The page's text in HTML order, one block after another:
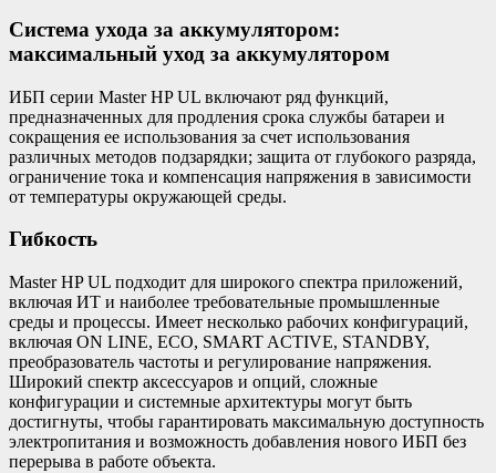
Система ухода за аккумулятором:
максимальный уход за аккумулятором
ИБП серии Master HP UL включают ряд функций,
предназначенных для продления срока службы батареи и
сокращения ее использования за счет использования
различных методов подзарядки; защита от глубокого разряда,
ограничение тока и компенсация напряжения в зависимости
от температуры окружающей среды.
Гибкость
Master HP UL подходит для широкого спектра приложений,
включая ИТ и наиболее требовательные промышленные
среды и процессы. Имеет несколько рабочих конфигураций,
включая ON LINE, ECO, SMART ACTIVE, STANDBY,
преобразователь частоты и регулирование напряжения.
Широкий спектр аксессуаров и опций, сложные
конфигурации и системные архитектуры могут быть
достигнуты, чтобы гарантировать максимальную доступность
электропитания и возможность добавления нового ИБП без
перерыва в работе объекта.